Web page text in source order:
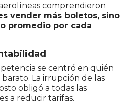
comprendieron
vender más boletos, sino
promedio por cada
se centró en quién
La irrupción de las
obligó a todas las
a reducir tarifas.